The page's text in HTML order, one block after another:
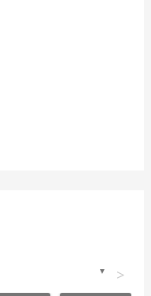
▼ >